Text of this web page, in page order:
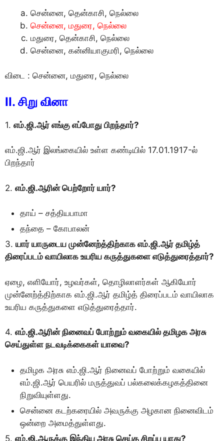
சென்னை, தென்காசி, நெல்லை
சென்னை, மதுரை, நெல்லை
மதுரை, தென்காசி, நெல்லை
சென்னை, கன்னியாகுமரி, நெல்லை
விடை : சென்னை, மதுரை, நெல்லை
II. சிறு வினா
1. எம்.ஜி.ஆர் எங்கு எப்போது பிறந்தார்?
எம்.ஜி.ஆர் இலங்கையில் உள்ள கண்டியில் 17.01.1917-ல்
பிறந்தார்
2. எம்.ஜி.ஆரின் பெற்றோர் யார்?
தாய் – சத்தியபாமா
தந்தை – கோபாலன்
3. யார் யாருடைய முன்னேற்த்திற்காக எம்.ஜி.ஆர் தமிழ்த்
திரைப்படம் வாயிலாக உயரிய கருத்துகளை எடுத்துரைத்தார்?
ஏழை, எளியோர், உழவர்கள், தொழிலாளர்கள் ஆகியோர்
முன்னேற்த்திற்காக எம்.ஜி.ஆர் தமிழ்த் திரைப்படம் வாயிலாக
உயரிய கருத்துகளை எடுத்துரைத்தார்.
4. எம்.ஜி.ஆரின் நினைவப் போற்றும் வகையில் தமிழக அரசு
செய்துள்ள நடவடிக்கைகள் யாவை?
தமிழக அரசு எம்.ஜி.ஆர் நினைவப் போற்றும் வகையில்
எம்.ஜி.ஆர் பெயரில் மருத்துவப் பல்கலைக்கழகத்தினை
நிறுவியுள்ளது.
சென்னை கடற்கரையில் அவருக்கு அழகான நினைவிடம்
ஒன்றை அமைத்துள்ளது.
5. எம்.ஜி.ஆருக்கு இந்திய அரசு செய்த சிறப்பு யாது?